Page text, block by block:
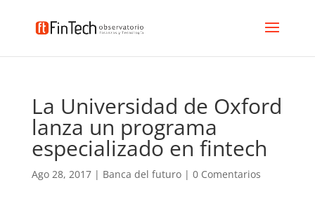
La Universidad de Oxford
lanza un programa
especializado en fintech
Ago 28, 2017| Banca del futuro| 0 Comentarios